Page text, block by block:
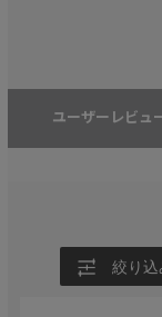
ユーザーレビュ
絞り込